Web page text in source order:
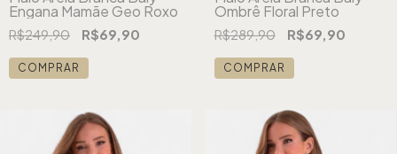
Engana Mamãe Geo Roxo
R$249,90 R$69,90
COMPRAR
Ombrê Floral Preto
R$289,90 R$69,90
COMPRAR